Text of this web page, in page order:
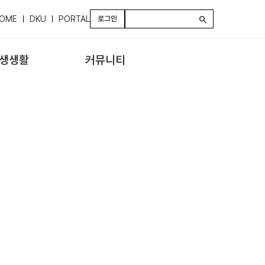
DKU PORTAL 로그인 search
생활 커뮤니티